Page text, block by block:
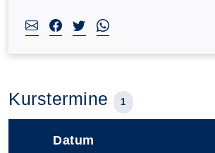
Kurstermine 1
Datum